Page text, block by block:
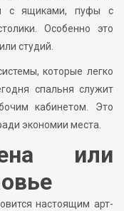
с ящиками, пуфы с
Особенно это
студий.
которые легко
спальня служит
кабинетом. Это
экономии места.
или
настоящим арт-